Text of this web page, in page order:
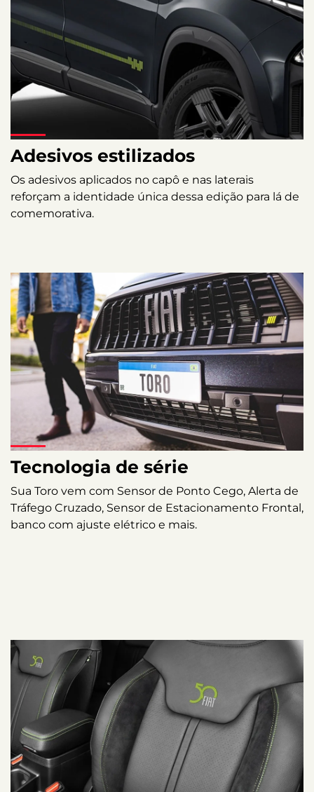
Adesivos estilizados
Os adesivos aplicados no capô e nas laterais
reforçam a identidade única dessa edição para lá de
comemorativa.
Tecnologia de série
Sua Toro vem com Sensor de Ponto Cego, Alerta de
Tráfego Cruzado, Sensor de Estacionamento Frontal,
banco com ajuste elétrico e mais.